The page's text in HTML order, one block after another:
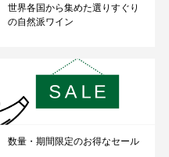
世界各国から集めた選りすぐり
の自然派ワイン
数量・期間限定のお得なセール